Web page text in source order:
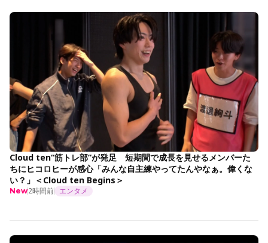
Cloud ten“筋トレ部”が発足 短期間で成長を見せるメンバーた
ちにヒコロヒーが感心「みんな自主練やってたんやなぁ。偉くな
い？」＜Cloud ten Begins＞
New2時間前 エンタメ